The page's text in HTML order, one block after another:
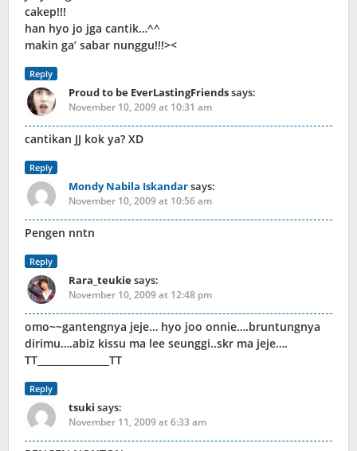
cakep!!!
han hyo jo jga cantik…^^
makin ga’ sabar nunggu!!!><
Reply
Proud to be EverLastingFriendssays:
November 10, 2009 at 10:31 am
cantikan JJ kok ya? XD
Reply
Mondy Nabila Iskandarsays:
November 10, 2009 at 10:56 am
Pengen nntn
Reply
Rara_teukiesays:
November 10, 2009 at 12:48 pm
omo~~gantengnya jeje… hyo joo onnie….bruntungnya
dirimu….abiz kissu ma lee seunggi..skr ma jeje….
TT_______________TT
Reply
tsuki says:
November 11, 2009 at 6:33 am